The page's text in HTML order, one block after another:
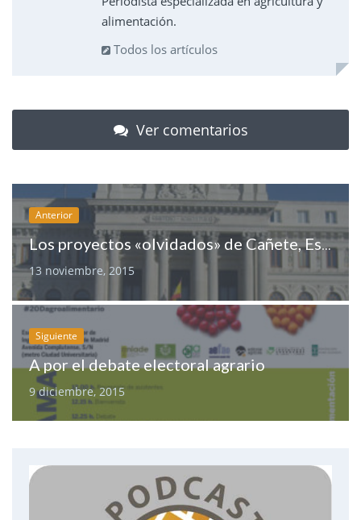
alimentación.
Todos los artículos
Ver comentarios
Anterior
Los proyectos «olvidados» de Cañete, Espinosa y Tejerina
13 noviembre, 2015
Siguiente
A por el debate electoral agrario
9 diciembre, 2015